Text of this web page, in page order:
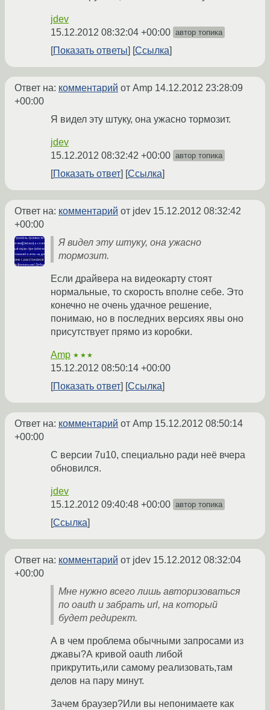
jdev
15.12.2012 08:32:04 +00:00 автор топика
Показать ответы Ссылка
Ответ на: комментарий от Amp 14.12.2012 23:28:09
+00:00
Я видел эту штуку, она ужасно тормозит.
jdev
15.12.2012 08:32:42 +00:00 автор топика
Показать ответ Ссылка
Ответ на: комментарий от jdev 15.12.2012 08:32:42
+00:00
Я видел эту штуку, она ужасно
тормозит.
Если драйвера на видеокарту стоят
нормальные, то скорость вполне себе. Это
конечно не очень удачное решение,
понимаю, но в последних версиях явы оно
присутствует прямо из коробки.
Amp ★★★
15.12.2012 08:50:14 +00:00
Показать ответ
Ссылка
Ответ на: комментарий от Amp 15.12.2012 08:50:14
+00:00
С версии 7u10, специально ради неё вчера
обновился.
jdev
15.12.2012 09:40:48 +00:00 автор топика
Ссылка
Ответ на: комментарий от jdev 15.12.2012 08:32:04
+00:00
Мне нужно всего лишь авторизоваться
по oauth и забрать url, на который
будет редирект.
А в чем проблема обычными запросами из
джавы?А кривой oauth либой
прикрутить,или самому реализовать,там
делов на пару минут.
Зачем браузер?Или вы непонимаете как